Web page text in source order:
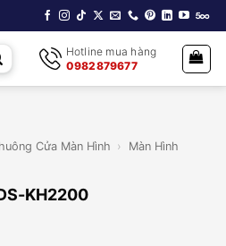
Hotline mua hàng
0982879677
Cửa Màn Hình ›
Màn Hình
KH2200